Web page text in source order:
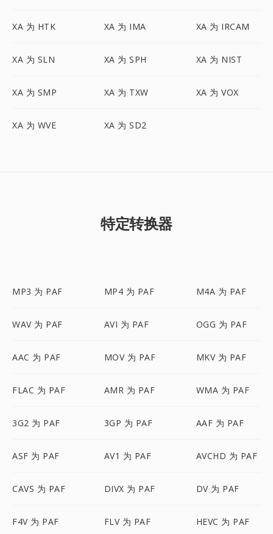
XA 为 HTK XA 为 IMA XA 为 IRCAM
XA 为 SLN XA 为 SPH XA 为 NIST
XA 为 SMP XA 为 TXW XA 为 VOX
XA 为 WVE XA 为 SD2
特定转换器
MP3 为 PAF MP4 为 PAF M4A 为 PAF
WAV 为 PAF AVI 为 PAF OGG 为 PAF
AAC 为 PAF MOV 为 PAF MKV 为 PAF
FLAC 为 PAF AMR 为 PAF WMA 为 PAF
3G2 为 PAF 3GP 为 PAF AAF 为 PAF
ASF 为 PAF AV1 为 PAF AVCHD 为 PAF
CAVS 为 PAF DIVX 为 PAF DV 为 PAF
F4V 为 PAF FLV 为 PAF HEVC 为 PAF